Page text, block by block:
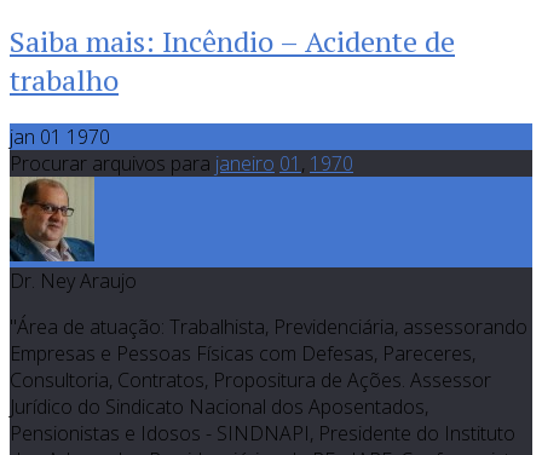
Saiba mais: Incêndio – Acidente de
trabalho
jan 01 1970
Procurar arquivos para janeiro 01 , 1970
Dr. Ney Araujo
"Área de atuação: Trabalhista, Previdenciária, assessorando
Empresas e Pessoas Físicas com Defesas, Pareceres,
Consultoria, Contratos, Propositura de Ações. Assessor
Jurídico do Sindicato Nacional dos Aposentados,
Pensionistas e Idosos - SINDNAPI, Presidente do Instituto